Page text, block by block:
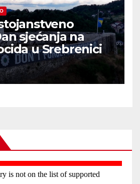
sjećanja na
u Srebrenici